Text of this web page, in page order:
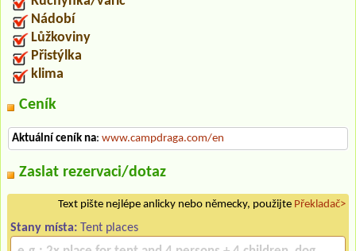
Nádobí
Lůžkoviny
Přistýlka
klima
Ceník
Aktuální ceník na: www.campdraga.com/en
Zaslat rezervaci/dotaz
Text pište nejlépe anlicky nebo německy, použijte Překladač>
Stany místa: Tent places